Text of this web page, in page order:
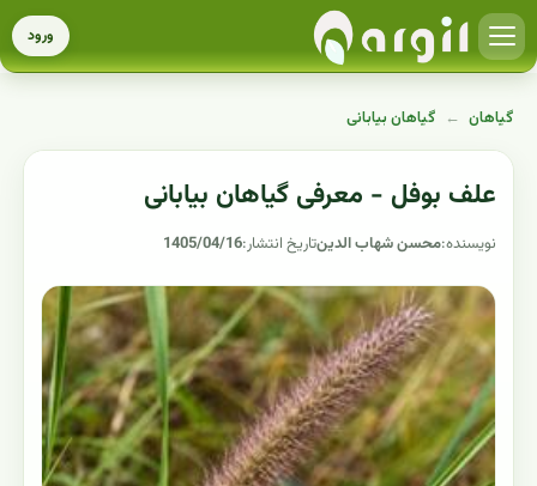
ورود
گیاهان ← گیاهان بیابانی
علف بوفل - معرفی گیاهان بیابانی
نویسنده:محسن شهاب الدینتاریخ انتشار:1405/04/16